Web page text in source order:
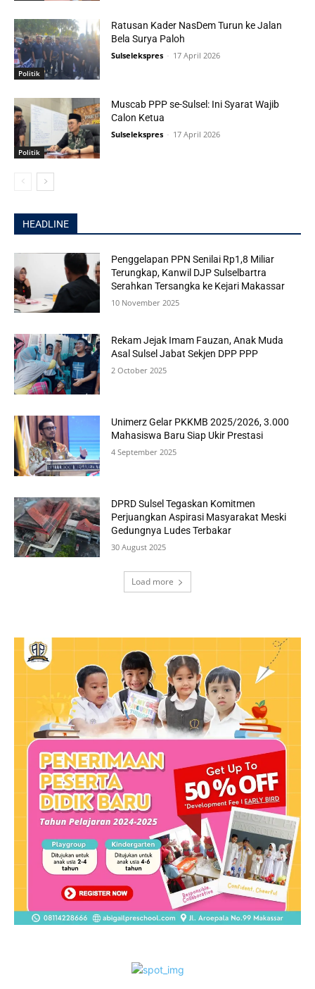
Politik
Ratusan Kader NasDem Turun ke Jalan
Bela Surya Paloh
Sulselekspres - 17 April 2026
Politik
Muscab PPP se-Sulsel: Ini Syarat Wajib
Calon Ketua
Sulselekspres - 17 April 2026
HEADLINE
Penggelapan PPN Senilai Rp1,8 Miliar
Terungkap, Kanwil DJP Sulselbartra
Serahkan Tersangka ke Kejari Makassar
10 November 2025
Rekam Jejak Imam Fauzan, Anak Muda
Asal Sulsel Jabat Sekjen DPP PPP
2 October 2025
Unimerz Gelar PKKMB 2025/2026, 3.000
Mahasiswa Baru Siap Ukir Prestasi
4 September 2025
DPRD Sulsel Tegaskan Komitmen
Perjuangkan Aspirasi Masyarakat Meski
Gedungnya Ludes Terbakar
30 August 2025
Load more